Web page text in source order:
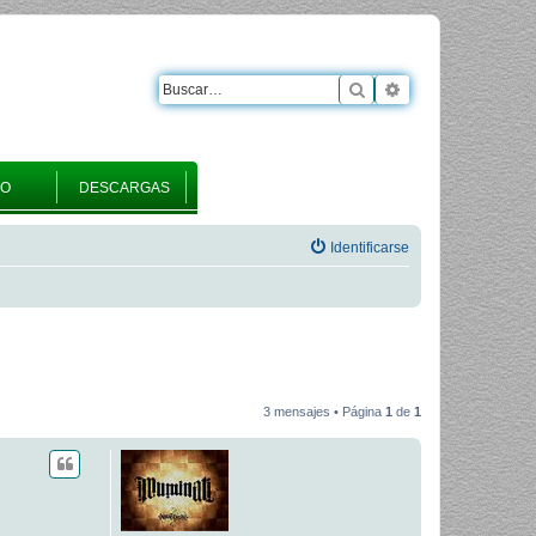
DESCARGAS
Buscar Búsqueda
Identificarse
3 mensajes • Página 1 de 1